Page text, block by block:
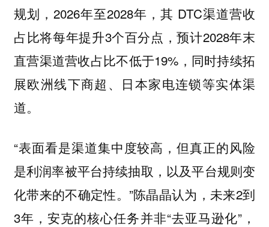
规划，2026年至2028年，其 DTC渠道营收
占比将每年提升3个百分点，预计2028年末
直营渠道营收占比不低于19%，同时持续拓
展欧洲线下商超、日本家电连锁等实体渠
道。
“表面看是渠道集中度较高，但真正的风险
是利润率被平台持续抽取，以及平台规则变
化带来的不确定性。”陈晶晶认为，未来2到
3年，安克的核心任务并非“去亚马逊化”，